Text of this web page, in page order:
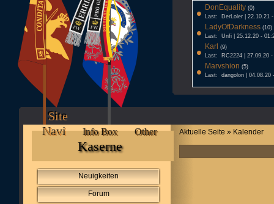
• DonEquality (0)
Last: DerLoler | 22.10.21
• LadyOfDarkness (10)
Last: Unfi | 25.12.20 -
• Karl (9)
Last: RC2224 | 27.09.20 -
• Marvshion (5)
Last: dangolon | 04.08.20
Site
Navi
Info Box Other
Kaserne
Neuigkeiten
Forum
Aktuelle Seite » Kalender